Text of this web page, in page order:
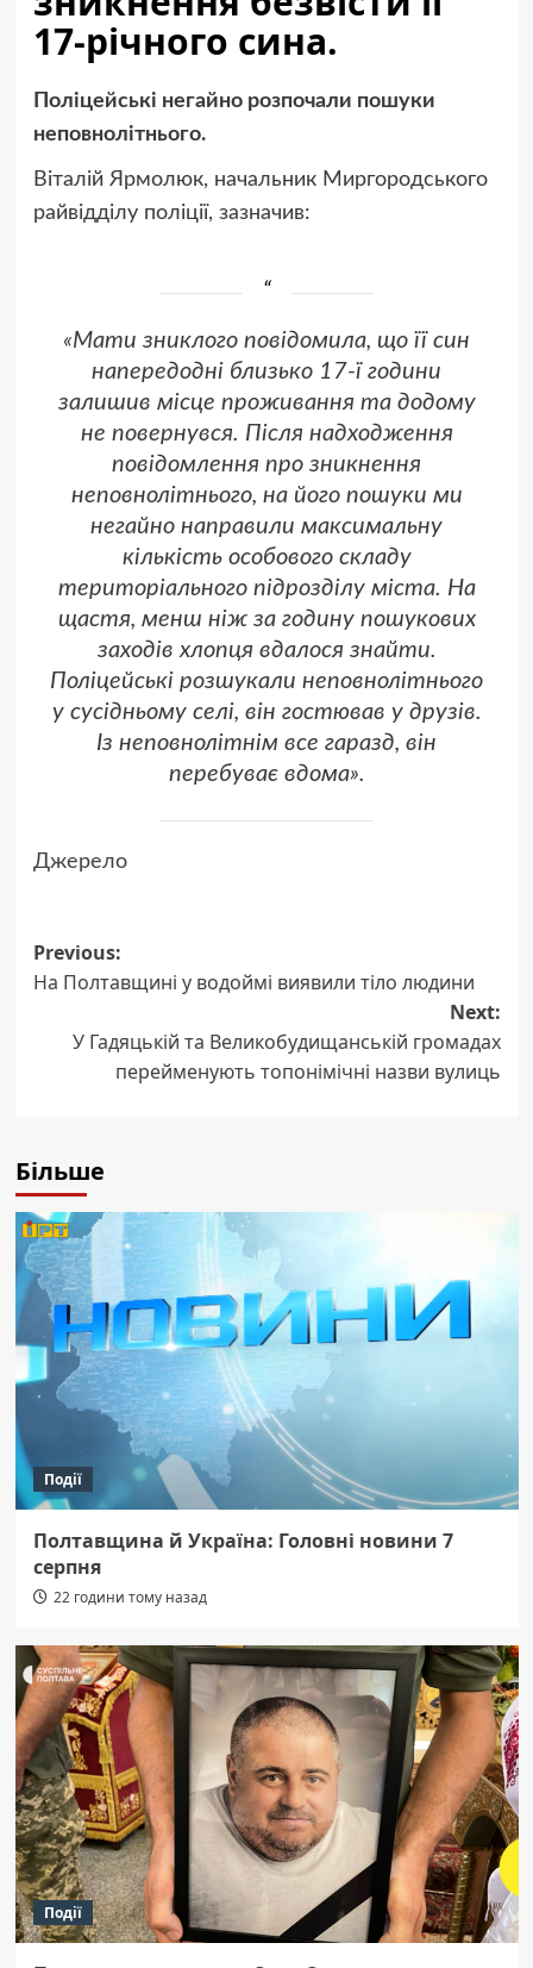
17-річного сина.
Поліцейські негайно розпочали пошуки
неповнолітнього.
Віталій Ярмолюк, начальник Миргородського
райвідділу поліції, зазначив:
«Мати зниклого повідомила, що її син
напередодні близько 17-ї години
залишив місце проживання та додому
не повернувся. Після надходження
повідомлення про зникнення
неповнолітнього, на його пошуки ми
негайно направили максимальну
кількість особового складу
територіального підрозділу міста. На
щастя, менш ніж за годину пошукових
заходів хлопця вдалося знайти.
Поліцейські розшукали неповнолітнього
у сусідньому селі, він гостював у друзів.
Із неповнолітнім все гаразд, він
перебуває вдома».
Джерело
Post
navigation
Previous:
На Полтавщині у водоймі виявили тіло людини
Next:
У Гадяцькій та Великобудищанській громадах
перейменують топонімічні назви вулиць
Більше
Події
Полтавщина й Україна: Головні новини 7
серпня
22 години тому назад
Події